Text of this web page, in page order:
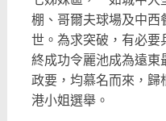
棚、哥爾夫球場及中西
世。為求突破，有必要
終成功令麗池成為遠東
政要，均慕名而來，歸
港小姐選舉。